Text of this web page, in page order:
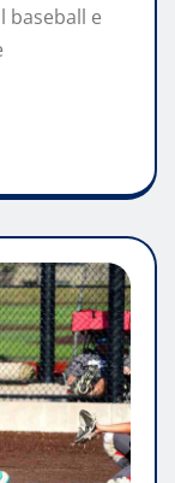
baseball e